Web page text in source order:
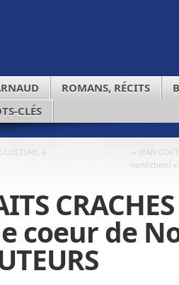
ROMANS, RÉCITS
CLÉS
CULTURE, à
« JEAN
nonfiction/ «
coeur de